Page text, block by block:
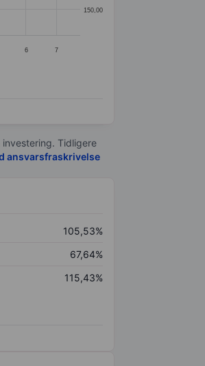
6 7
150,00
Tidligere
ansvarsfraskrivelse
105,53%
67,64%
115,43%